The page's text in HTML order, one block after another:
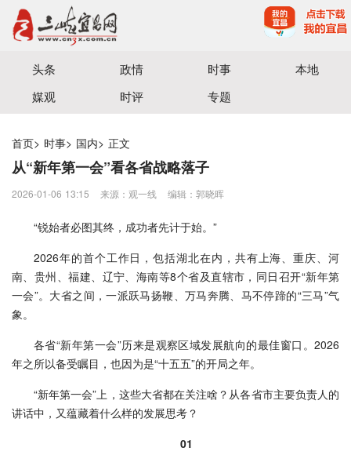
宜昌三峡融媒体中心主办
头条 政情 时事
本地
媒观
时评 专题
首页> 时事> 国内> 正文
从“新年第一会”看各省战略落子
2026-01-06 13:15 来源：观一线 编辑：郭晓晖
“锐始者必图其终，成功者先计于始。”
2026年的首个工作日，包括湖北在内，共有上海、重庆、河
南、贵州、福建、辽宁、海南等8个省及直辖市，同日召开“新年第
一会”。大省之间，一派跃马扬鞭、万马奔腾、马不停蹄的“三马”气
象。
各省“新年第一会”历来是观察区域发展航向的最佳窗口。2026
年之所以备受瞩目，也因为是“十五五”的开局之年。
“新年第一会”上，这些大省都在关注啥？从各省市主要负责人的
讲话中，又蕴藏着什么样的发展思考？
01